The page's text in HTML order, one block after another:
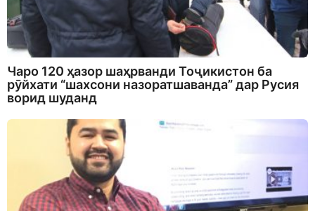
Чаро 120 ҳазор шаҳрванди Тоҷикистон ба
рӯйхати “шахсони назоратшаванда” дар Русия
ворид шуданд